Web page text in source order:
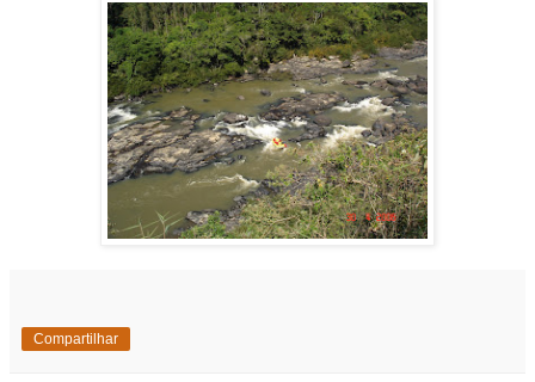
Compartilhar